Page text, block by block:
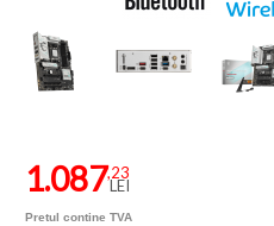
1.087,23
LEI
Pretul contine TVA